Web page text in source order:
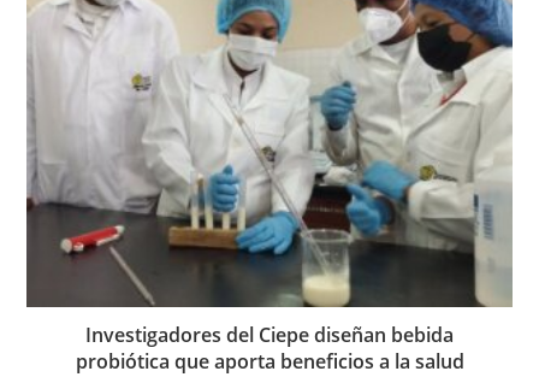
Investigadores del Ciepe diseñan bebida
probiótica que aporta beneficios a la salud